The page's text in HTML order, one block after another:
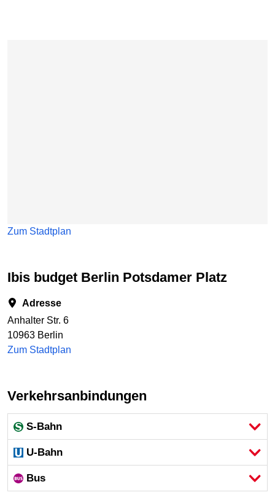
Zum Stadtplan
ibis budget Berlin Potsdamer Platz
Adresse
Anhalter Str. 6
10963 Berlin
Zum Stadtplan
Verkehrsanbindungen
S-Bahn
U-Bahn
Bus